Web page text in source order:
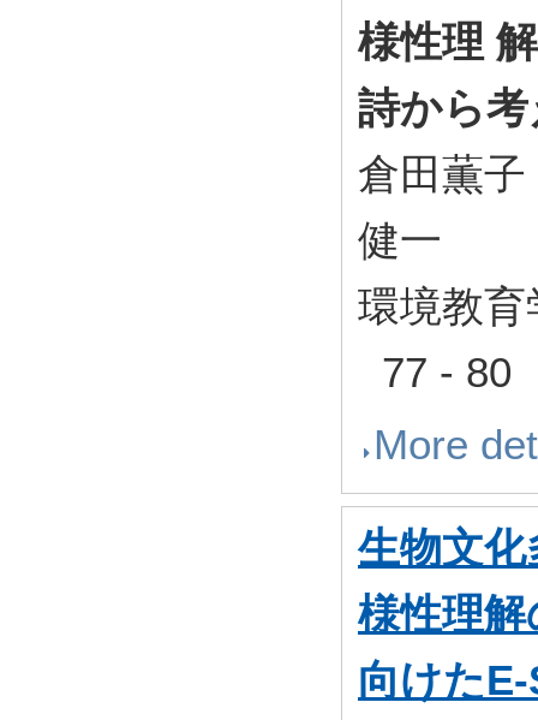
様性理
詩から
倉田薫
健一
環境教
77 - 80
More
生物文
様性理
向けた